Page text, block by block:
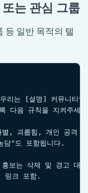
는 관심 그룹
등 일반 목적의 텔
리는 [설명] 커뮤니티입
다음 규칙을 지켜주세
, 괴롭힘, 개인 공격
담"도 포함됩니다.
보는 삭제 및 경고 대
링크 포함.